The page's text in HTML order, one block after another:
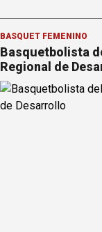
BÁSQUET FEMENINO
Basquetbolista
Regional de